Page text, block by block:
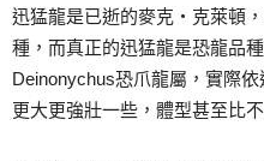
迅猛龍是已逝的麥克‧克萊頓
種，而真正的迅猛龍是恐龍品
Deinonychus恐爪龍屬，實際
更大更強壯一些，體型甚至比